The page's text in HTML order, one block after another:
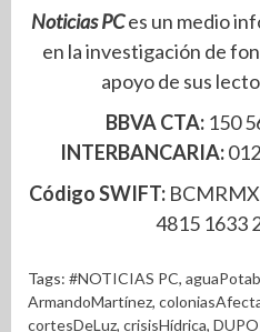
Noticias PCes un medio
en la investigación de
apoyo de sus
BBVA CTA: 150
INTERBANCARIA:
Código SWIFT:
4815 1633
Tags: #NOTICIAS PC,
ArmandoMartínez,
cortesDeLuz, crisisHídrica,